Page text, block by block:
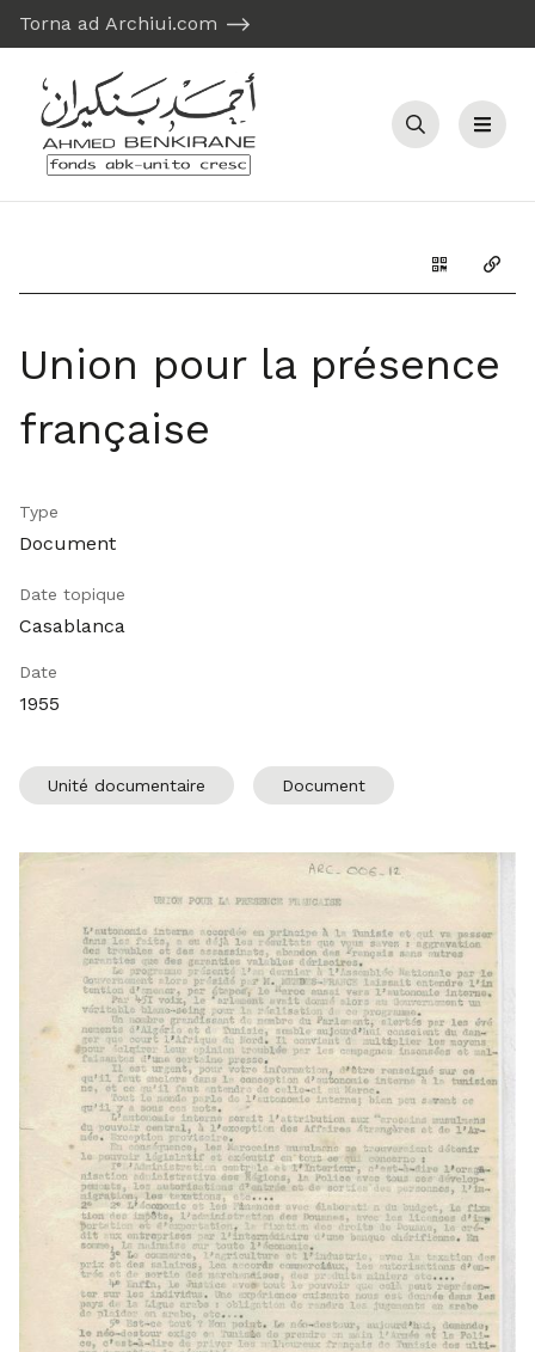
Torna ad Archiui.com
Recherche
Menu
Générer le
Union pour la présence
française
Type
Document
Date topique
Casablanca
Date
1955
Unité documentaire Document